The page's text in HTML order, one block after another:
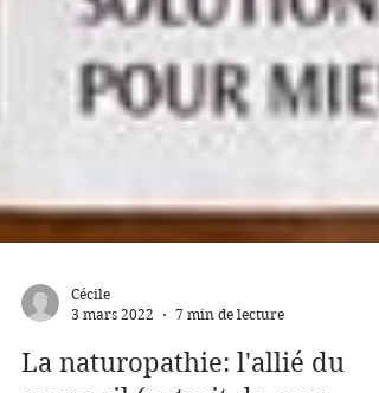
Cécile
3 mars 2022
7 min de lecture